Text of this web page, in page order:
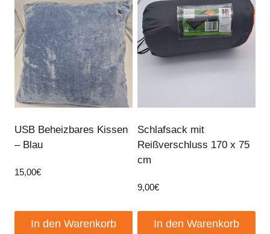
USB Beheizbares Kissen
– Blau
15,00€
In den Warenkorb
Schlafsack mit
Reißverschluss 170 x 75
cm
9,00€
In den Warenkorb